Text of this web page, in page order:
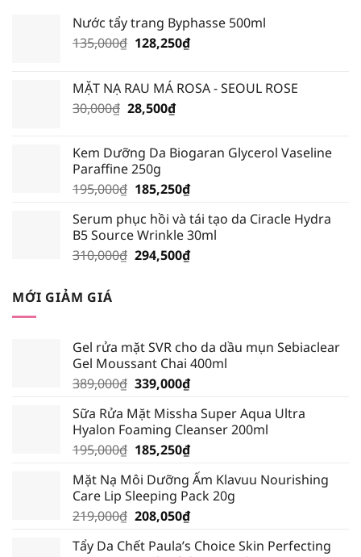
Nước tẩy trang Byphasse 500ml
135,000₫ Giá
135,000₫.
128,250₫Giá
là:
MẶT NẠ RAU MÁ ROSA - SEOUL ROSE
30,000₫ Giá
30,000₫.
28,500₫Giá
là:
Kem Dưỡng Da Biogaran Glycerol Vaseline
Paraffine 250g
195,000₫ Giá
là:
195,000₫.
185,250₫Giá
tại
là:
185,250₫.
Serum phục hồi và tái tạo da Ciracle Hydra
B5 Source Wrinkle 30ml
310,000₫ Giá
294,500₫Giá
MỚI GIẢM GIÁ
Gel rửa mặt SVR cho da dầu mụn Sebiaclear
Gel Moussant Chai 400ml
389,000₫ Giá
là:
389,000₫.
339,000₫Giá
tại
là:
339,000₫.
Sữa Rửa Mặt Missha Super Aqua Ultra
Hyalon Foaming Cleanser 200ml
195,000₫ Giá
là:
195,000₫.
185,250₫Giá
tại
là:
185,250₫.
Mặt Nạ Môi Dưỡng Ẩm Klavuu Nourishing
Care Lip Sleeping Pack 20g
219,000₫ Giá
là:
208,050₫Giá
tại
Tẩy Da Chết Paula’s Choice Skin Perfecting